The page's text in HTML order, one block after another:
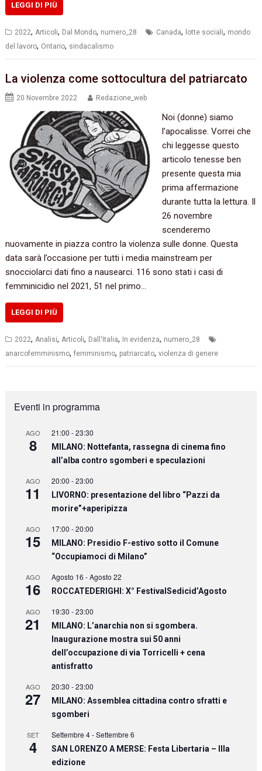
LEGGI DI PIÙ
2022,Articoli, Dal Mondo, numero_28 Canada, lotte sociali, mondo
del lavoro, Ontario, sindacalismo
La violenza come sottocultura del patriarcato
20 Novembre 2022 Redazione_web
Noi (donne) siamo
l’apocalisse. Vorrei che
chi leggesse questo
articolo tenesse ben
presente questa mia
prima affermazione
durante tutta la lettura. Il
26 novembre
scenderemo
nuovamente in piazza contro la violenza sulle donne. Questa
data sarà l’occasione per tutti i media mainstream per
snocciolarci dati fino a nausearci. 116 sono stati i casi di
femminicidio nel 2021, 51 nel primo…
LEGGI DI PIÙ
2022, Analisi, Articoli, Dall'Italia, In evidenza, numero_28
anarcofemminismo,femminismo, patriarcato,violenza di genere
Eventi in programma
AGO
8
21:00 -23:30
MILANO: Nottefanta, rassegna di cinema fino
all’alba contro sgomberi e speculazioni
AGO
11
20:00 -23:00
LIVORNO: presentazione del libro “Pazzi da
morire”+aperipizza
AGO
15
17:00 -20:00
MILANO: Presidio F-estivo sotto il Comune
“Occupiamoci di Milano”
AGO
16
Agosto 16 -Agosto 22
ROCCATEDERIGHI: X° FestivalSedicid’Agosto
AGO
21
19:30 -23:00
MILANO: L’anarchia non si sgombera.
Inaugurazione mostra sui 50 anni
dell’occupazione di via Torricelli + cena
antisfratto
AGO
27
20:30 -23:00
MILANO: Assemblea cittadina contro sfratti e
sgomberi
SET
4
Settembre 4-Settembre 6
SAN LORENZO A MERSE: Festa Libertaria – IIIa
edizione